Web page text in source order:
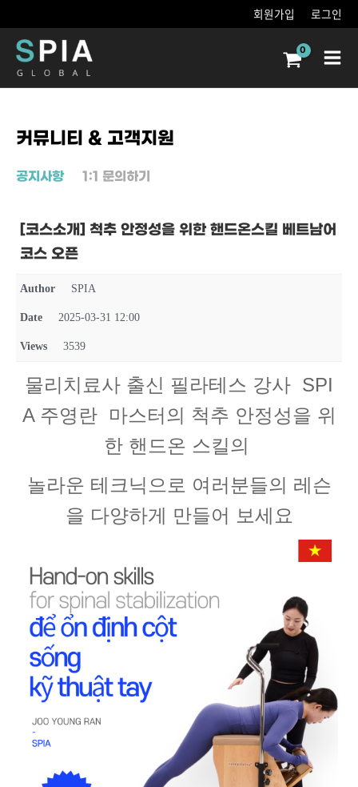
건너뛰기
회원가입 로그인
Menu
커뮤니티 & 고객지원
공지사항 1:1 문의하기
[코스소개] 척추 안정성을 위한 핸드온스킬 베트남어
코스 오픈
Author SPIA
Date 2025-03-31 12:00
Views 3539
물리치료사 출신 필라테스 강사 SPI
A 주영란 마스터의 척추 안정성을 위
한 핸드온 스킬의
놀라운 테크닉으로 여러분들의 레슨
을 다양하게 만들어 보세요